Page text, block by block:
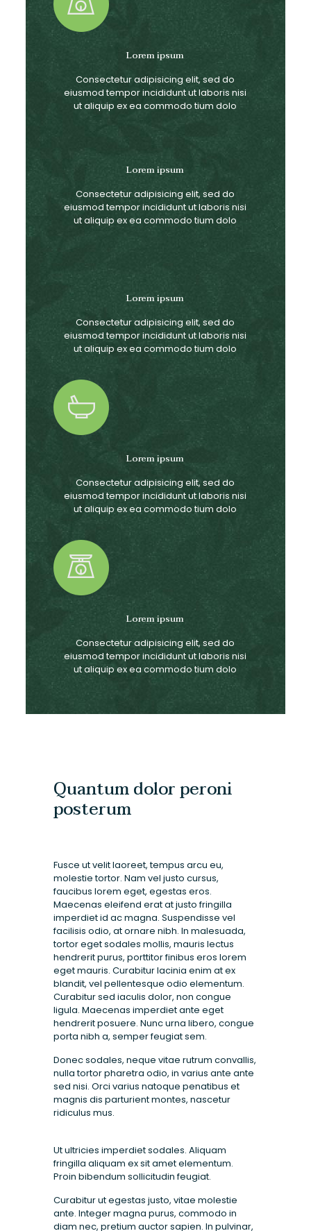
Lorem ipsum
Consectetur adipisicing elit, sed do
eiusmod tempor incididunt ut laboris nisi
ut aliquip ex ea commodo tium dolo
Lorem ipsum
Consectetur adipisicing elit, sed do
eiusmod tempor incididunt ut laboris nisi
ut aliquip ex ea commodo tium dolo
Lorem ipsum
Consectetur adipisicing elit, sed do
eiusmod tempor incididunt ut laboris nisi
ut aliquip ex ea commodo tium dolo
Lorem ipsum
Consectetur adipisicing elit, sed do
eiusmod tempor incididunt ut laboris nisi
ut aliquip ex ea commodo tium dolo
Lorem ipsum
Consectetur adipisicing elit, sed do
eiusmod tempor incididunt ut laboris nisi
ut aliquip ex ea commodo tium dolo
Quantum dolor peroni
posterum
Fusce ut velit laoreet, tempus arcu eu,
molestie tortor. Nam vel justo cursus,
faucibus lorem eget, egestas eros.
Maecenas eleifend erat at justo fringilla
imperdiet id ac magna. Suspendisse vel
facilisis odio, at ornare nibh. In malesuada,
tortor eget sodales mollis, mauris lectus
hendrerit purus, porttitor finibus eros lorem
eget mauris. Curabitur lacinia enim at ex
blandit, vel pellentesque odio elementum.
Curabitur sed iaculis dolor, non congue
ligula. Maecenas imperdiet ante eget
hendrerit posuere. Nunc urna libero, congue
porta nibh a, semper feugiat sem.
Donec sodales, neque vitae rutrum convallis,
nulla tortor pharetra odio, in varius ante ante
sed nisi. Orci varius natoque penatibus et
magnis dis parturient montes, nascetur
ridiculus mus.
Ut ultricies imperdiet sodales. Aliquam
fringilla aliquam ex sit amet elementum.
Proin bibendum sollicitudin feugiat.
Curabitur ut egestas justo, vitae molestie
ante. Integer magna purus, commodo in
diam nec, pretium auctor sapien. In pulvinar,